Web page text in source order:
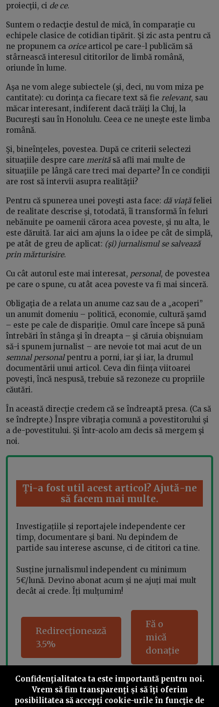
proiecţii, ci de ce.
Suntem o redacţie destul de mică, în comparaţie cu
echipele clasice de cotidian tipărit. Şi zic asta pentru că
ne propunem ca oricearticol pe care-l publicăm să
stârnească interesul cititorilor de limbă română,
oriunde în lume.
Aşa ne vom alege subiectele (şi, deci, nu vom miza pe
cantitate): cu dorinţa ca fiecare text să fie relevant, sau
măcar interesant, indiferent dacă trăiţi la Cluj, la
Bucureşti sau în Honolulu. Ceea ce ne uneşte este limba
română.
Şi, bineînţeles, povestea. După ce criterii selectezi
situaţiile despre care merităsă afli mai multe de
situaţiile pe lângă care treci mai departe? În ce condiţii
are rost să intervii asupra realităţii?
Pentru că spunerea unei poveşti asta face: dă viaţăfeliei
de realitate descrise şi, totodată, îi transformă în feluri
nebănuite pe oamenii cărora acea poveste, şi nu alta, le
este dăruită. Iar aici am ajuns la o idee pe cât de simplă,
pe atât de greu de aplicat: (şi) jurnalismul se salvează
prin mărturisire.
Cu cât autorul este mai interesat, personal, de povestea
pe care o spune, cu atât acea poveste va fi mai sinceră.
Obligaţia de a relata un anume caz sau de a „acoperi”
un anumit domeniu – politică, economie, cultură şamd
– este pe cale de dispariţie. Omul care începe să pună
întrebări în stânga şi în dreapta – şi căruia obişnuiam
să-i spunem jurnalist – are nevoie tot mai acut de un
semnal personalpentru a porni, iar şi iar, la drumul
documentării unui articol. Ceva din fiinţa viitoarei
poveşti, încă nespusă, trebuie să rezoneze cu propriile
căutări.
În această direcţie credem că se îndreaptă presa. (Ca să
se îndrepte.) Înspre vibraţia comună a povestitorului şi
a de-povestitului. Şi într-acolo am decis să mergem şi
noi.
Ți-a fost util acest articol? Ajută-ne
să facem mai multe.
Investigațiile și reportajele independente cer
timp, documentare și bani. Nu depindem de
partide sau interese ascunse, ci de cititori ca tine.
Susține jurnalismul independent cu minimum
5€/lună. Devino abonat acum și ne ajuți mai mult
decât ai crede. Îți mulțumim!
Redirecționează
3.5%
Fă o
mică
donație
Share this
Confidenţialitatea ta este importantă pentru noi.
Vrem să fim transparenţi și să îţi oferim
posibilitatea să accepţi cookie-urile în funcţie de